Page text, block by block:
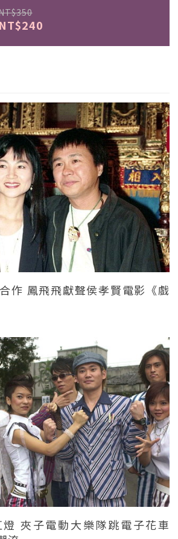
NT$240
作 鳳飛飛獻聲侯孝賢電影《戲
夾子電動大樂隊跳電子花車